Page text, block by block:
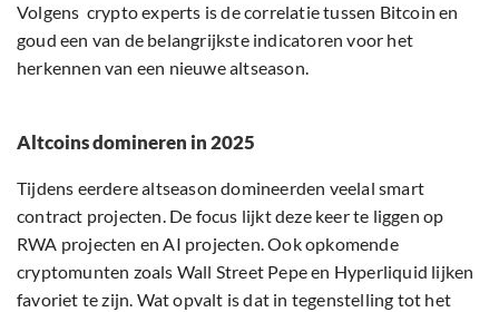
Volgens crypto experts is de correlatie tussen Bitcoin en
goud een van de belangrijkste indicatoren voor het
herkennen van een nieuwe altseason.
Altcoins domineren in 2025
Tijdens eerdere altseason domineerden veelal smart
contract projecten. De focus lijkt deze keer te liggen op
RWA projecten en AI projecten. Ook opkomende
cryptomunten zoals Wall Street Pepe en Hyperliquid lijken
favoriet te zijn. Wat opvalt is dat in tegenstelling tot het